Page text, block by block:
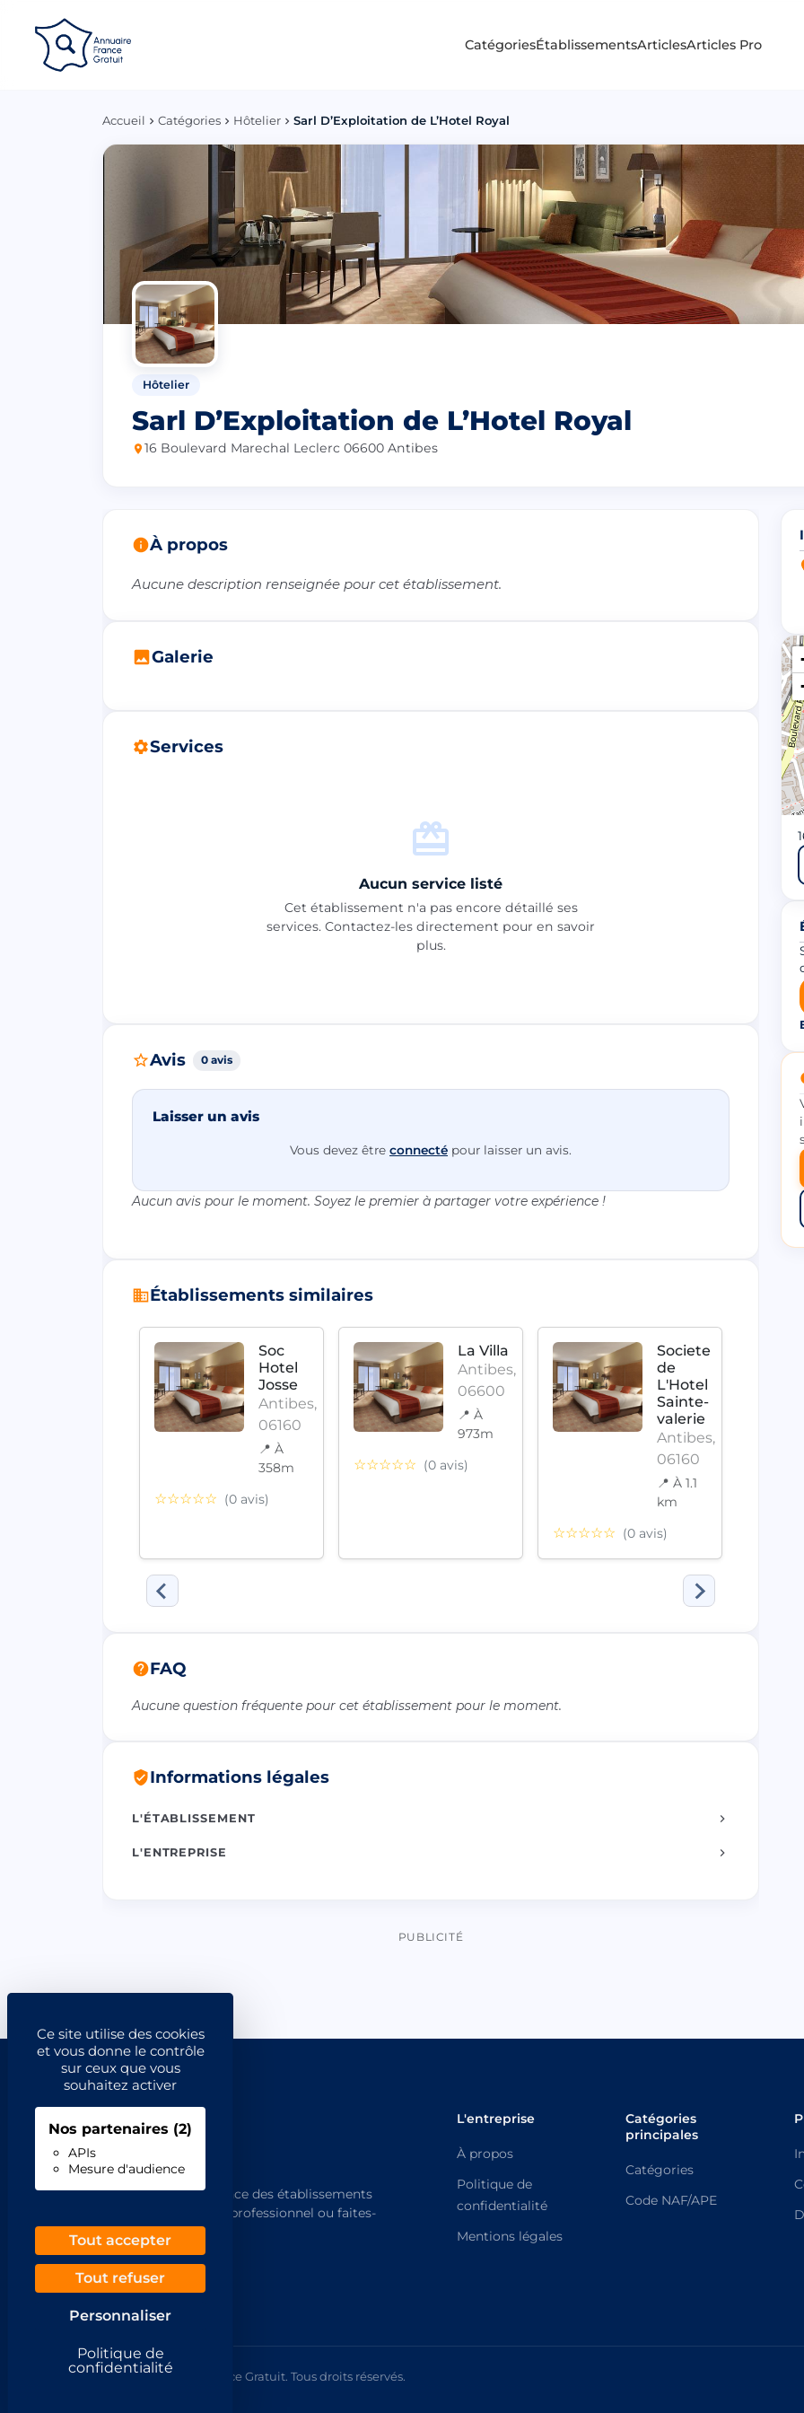
Ce site utilise des cookies
et vous donne le contrôle
sur ceux que vous
souhaitez activer
Nos partenaires (2)
APIs
Mesure d'audience
Tout accepter
Tout refuser
Personnaliser
Politique de
confidentialité
CatégoriesÉtablissementsArticlesArticles Pro
Accueil Catégories Hôtelier Sarl D’Exploitation de L’Hotel Royal
Hôtelier
Sarl D’Exploitation de L’Hotel Royal
16 Boulevard Marechal Leclerc 06600 Antibes
À propos
Aucune description renseignée pour cet établissement.
Galerie
Services
Aucun service listé
Cet établissement n'a pas encore détaillé ses
services. Contactez-les directement pour en savoir
plus.
Avis 0 avis
Laisser un avis
Vous devez être connecté pour laisser un avis.
Aucun avis pour le moment. Soyez le premier à partager votre expérience !
Établissements similaires
Soc
Hotel
Josse
Antibes,
06160
📍 À
358m
☆☆☆☆☆ (0 avis)
La Villa
Antibes,
06600
📍 À
973m
☆☆☆☆☆ (0 avis)
Societe
de
L'Hotel
Sainte-
valerie
Antibes,
06160
📍 À 1.1
km
☆☆☆☆☆ (0 avis)
FAQ
Aucune question fréquente pour cet établissement pour le moment.
Informations légales
L'ÉTABLISSEMENT
L'ENTREPRISE
PUBLICITÉ
L'annuaire de référence des établissements
français. Trouvez un professionnel ou faites-
vous trouver.
L'entreprise
À propos
Politique de
confidentialité
Mentions légales
Catégories
principales
Catégories
Code NAF/APE
© 2026 Annuaire France Gratuit. Tous droits réservés.